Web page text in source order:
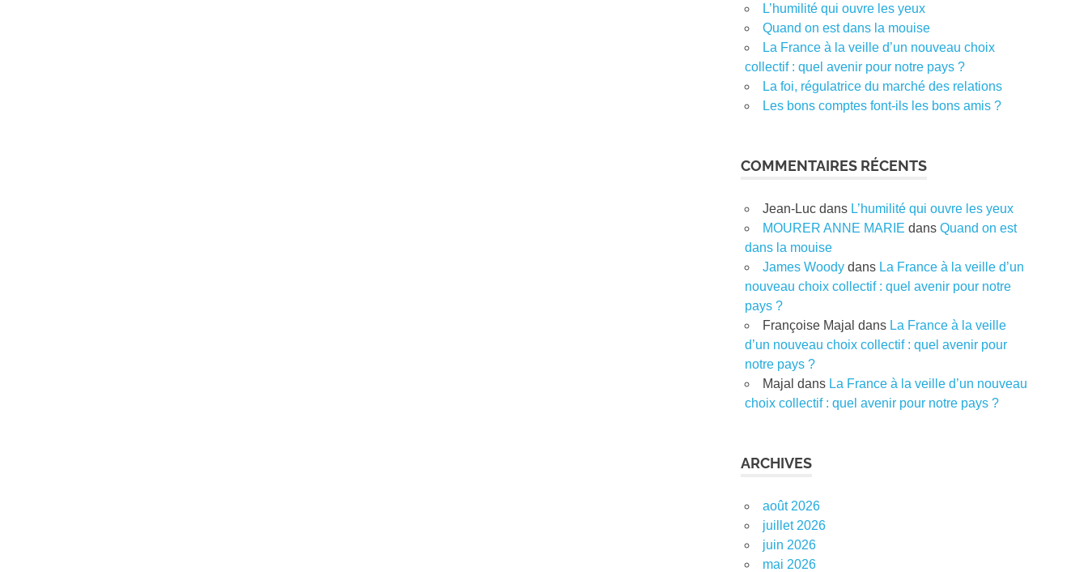
L’humilité qui ouvre les yeux
Quand on est dans la mouise
La France à la veille d’un nouveau choix
collectif : quel avenir pour notre pays ?
La foi, régulatrice du marché des relations
Les bons comptes font-ils les bons amis ?
COMMENTAIRES RÉCENTS
Jean-Luc dans L’humilité qui ouvre les yeux
MOURER ANNE MARIE dans Quand on est
dans la mouise
James Woody dans La France à la veille d’un
nouveau choix collectif : quel avenir pour notre
pays ?
Françoise Majal dans La France à la veille
d’un nouveau choix collectif : quel avenir pour
notre pays ?
Majal dans La France à la veille d’un nouveau
choix collectif : quel avenir pour notre pays ?
ARCHIVES
août 2026
juillet 2026
juin 2026
mai 2026